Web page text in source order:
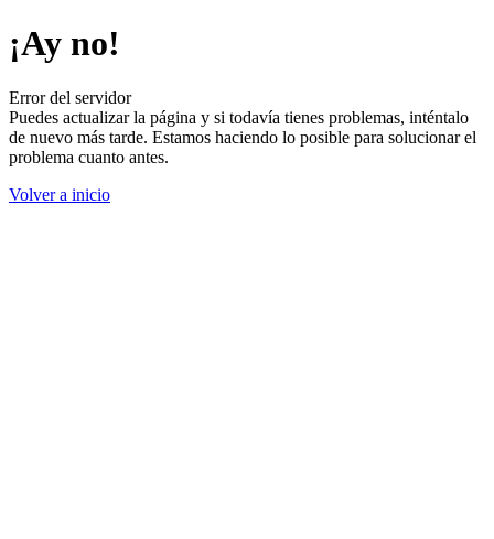
¡Ay no!
Error del servidor
Puedes actualizar la página y si todavía tienes problemas, inténtalo
de nuevo más tarde. Estamos haciendo lo posible para solucionar el
problema cuanto antes.
Volver a inicio